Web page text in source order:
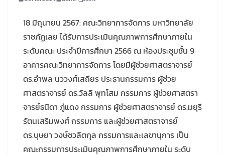
18 มิถุนายน 2567: คณะวิทยาการจัดการ มหาวิทยาลัย
ราชภัฏเลย ได้รับการประเมินคุณภาพการศึกษาภายใน
ระดับคณะ ประจำปีการศึกษา 2566 ณ ห้องประชุมชั้น 9
อาคารคณะวิทยาการจัดการ โดยมีผู้ช่วยศาสตราจารย์
ดร.อำพล นววงศ์เสถียร ประธานกรรมการ ผู้ช่วย
ศาสตราจารย์ ดร.วัลลี พุทโสม กรรมการ ผู้ช่วยศาสตรา
จารย์ธนิดา ภู่แดง กรรมการ ผู้ช่วยศาสตราจารย์ ดร.มยุรี
รัตนเสริมพงศ์ กรรมการ และผู้ช่วยศาสตราจารย์
ดร.บุษยา วงษ์ชวลิตกุล กรรมการและเลขานุการ เป็น
คณะกรรมการประเมินคุณภาพการศึกษาภายใน ระดับ